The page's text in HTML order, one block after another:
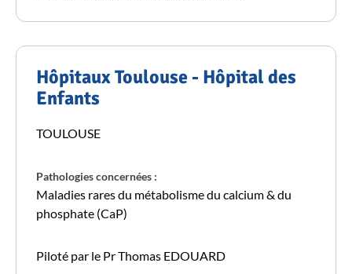
Hôpitaux Toulouse - Hôpital des
Enfants
TOULOUSE
Pathologies concernées :
Maladies rares du métabolisme du calcium & du
phosphate (CaP)
Piloté par le Pr Thomas EDOUARD